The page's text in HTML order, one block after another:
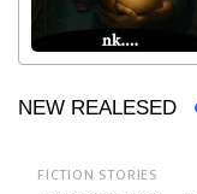
NEW REALESED
FICTION STORIES